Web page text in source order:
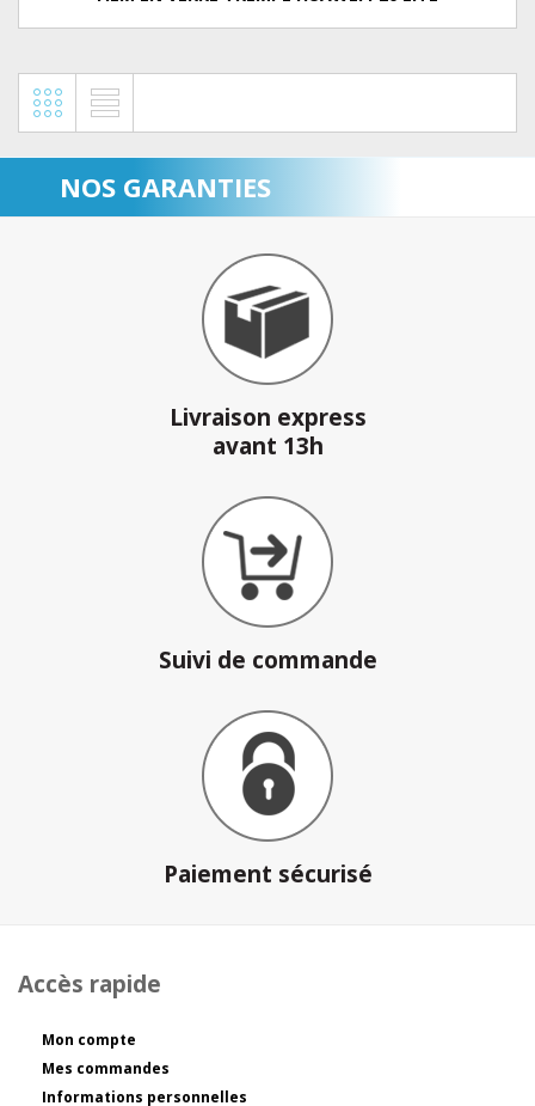
NOS GARANTIES
Livraison express
avant 13h
Suivi de commande
Paiement sécurisé
Accès rapide
Mon compte
Mes commandes
Informations personnelles